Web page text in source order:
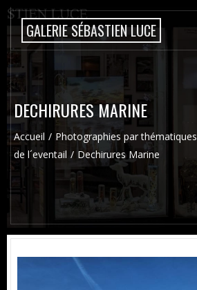
GALERIE SÉBASTIEN LUCE
DECHIRURES MARINE
Accueil Photographies par thématiques
de l´eventail
Dechirures Marine